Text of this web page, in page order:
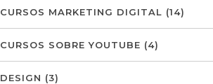
CURSOS MARKETING DIGITAL (14)
CURSOS SOBRE YOUTUBE (4)
DESIGN (3)